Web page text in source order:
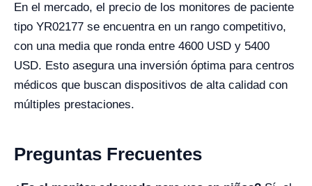
En el mercado, el precio de los monitores de paciente
tipo YR02177 se encuentra en un rango competitivo,
con una media que ronda entre 4600 USD y 5400
USD. Esto asegura una inversión óptima para centros
médicos que buscan dispositivos de alta calidad con
múltiples prestaciones.
Preguntas Frecuentes